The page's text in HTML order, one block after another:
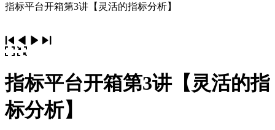
指标平台开箱第3讲【灵活的指标分析】
指标平台开箱第3讲【灵活的指
标分析】